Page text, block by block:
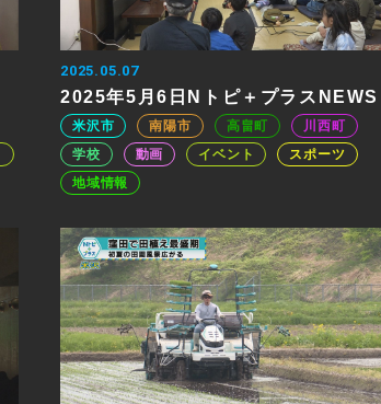
2025.05.07
2025年5月6日Nトピ＋プラスNEWS
米沢市 南陽市 高畠町
川西町
学校
動画 イベント
スポーツ
地域情報